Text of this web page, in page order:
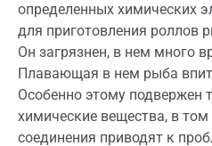
определенных химических
для приготовления роллов
Он загрязнен, в нем много
Плавающая в нем рыба
Особенно этому подвержен
химические вещества, в том
соединения приводят к